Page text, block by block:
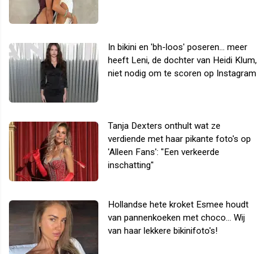
In bikini en 'bh-loos' poseren... meer
heeft Leni, de dochter van Heidi Klum,
niet nodig om te scoren op Instagram
Tanja Dexters onthult wat ze
verdiende met haar pikante foto's op
'Alleen Fans': "Een verkeerde
inschatting"
Hollandse hete kroket Esmee houdt
van pannenkoeken met choco... Wij
van haar lekkere bikinifoto's!